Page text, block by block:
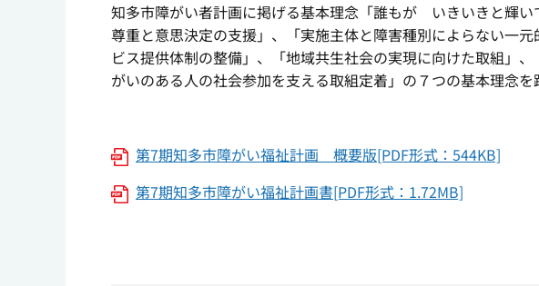
知多市障がい者計画に掲げる基本理念「誰もが いきいきと輝
尊重と意思決定の支援」、「実施主体と障害種別によらない一
ビス提供体制の整備」、「地域共生社会の実現に向けた取組」
がいのある人の社会参加を支える取組定着」の７つの基本理念を
第7期知多市障がい福祉計画 概要版[PDF形式：544KB]
第7期知多市障がい福祉計画書[PDF形式：1.72MB]